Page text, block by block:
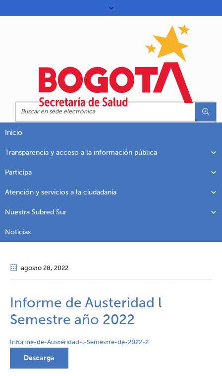
Inicio
Transparencia y acceso a la información pública
Participa
Atención y servicios a la ciudadanía
Nuestra Subred Sur
Noticias
agosto 28, 2022
Informe de Austeridad l
Semestre año 2022
Informe-de-Austeridad-l-Semestre-de-2022-2
Descarga